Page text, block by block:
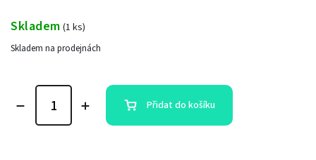
Skladem (1 ks)
Skladem na prodejnách
Přidat do košíku